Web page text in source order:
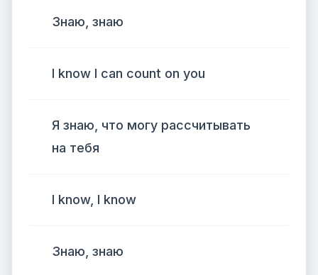
Знаю, знаю
I know I can count on you
Я знаю, что могу рассчитывать
на тебя
I know, I know
Знаю, знаю